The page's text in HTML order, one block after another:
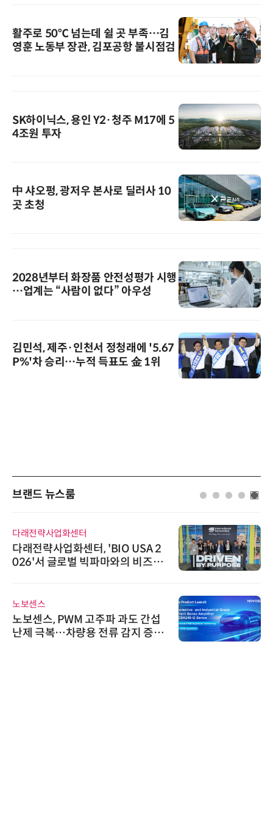
활주로 50℃ 넘는데 쉴 곳 부족…김
영훈 노동부 장관, 김포공항 불시점검
SK하이닉스, 용인 Y2·청주 M17에 5
4조원 투자
中 샤오펑, 광저우 본사로 딜러사 10
곳 초청
2028년부터 화장품 안전성평가 시행
…업계는 “사람이 없다” 아우성
김민석, 제주·인천서 정청래에 '5.67
P%'차 승리…누적 득표도 金 1위
브랜드 뉴스룸
다래전략사업화센터
다래전략사업화센터, 'BIO USA 2
026'서 글로벌 빅파마와의 비즈니
노보센스
노보센스, PWM 고주파 과도 간섭
난제 극복…차량용 전류 감지 증폭